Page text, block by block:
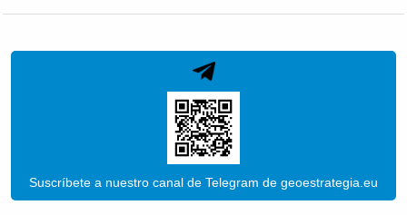
Suscríbete a nuestro canal de Telegram de geoestrategia.eu